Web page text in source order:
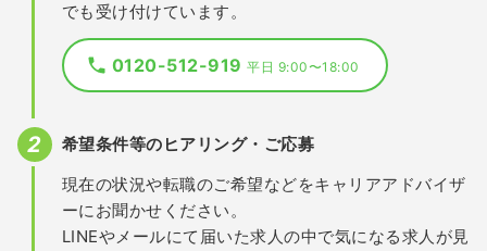
でも受け付けています。
0120-512-919平日 9:00〜18:00
希望条件等のヒアリング・ご応募
現在の状況や転職のご希望などをキャリアアドバイザ
ーにお聞かせください。
LINEやメールにて届いた求人の中で気になる求人が見